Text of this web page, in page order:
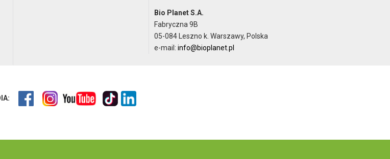
Bio Planet S.A.
Fabryczna 9B
05-084 Leszno k. Warszawy, Polska
e-mail:info@bioplanet.pl